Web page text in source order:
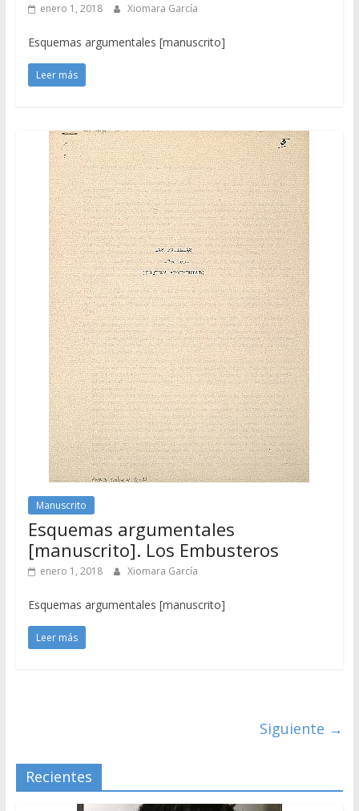
enero 1, 2018 Xiomara García
Esquemas argumentales [manuscrito]
Leer más
Manuscrito
Esquemas argumentales
[manuscrito]. Los Embusteros
enero 1, 2018 Xiomara García
Esquemas argumentales [manuscrito]
Leer más
Siguiente →
Recientes